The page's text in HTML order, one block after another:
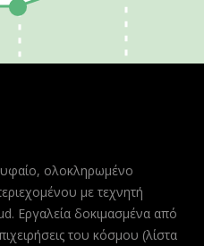
ολοκληρωμένο
με τεχνητή
Εργαλεία δοκιμασμένα από
του κόσμου (λίστα